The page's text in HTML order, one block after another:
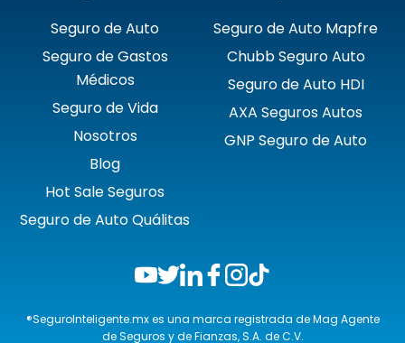
Seguro de Auto
Seguro de Gastos
Médicos
Seguro de Vida
Nosotros
Blog
Hot Sale Seguros
Seguro de Auto Quálitas
Seguro de Auto Mapfre
Chubb Seguro Auto
Seguro de Auto HDI
AXA Seguros Autos
GNP Seguro de Auto
®SeguroInteligente.mx es una marca registrada de Mag Agente
de Seguros y de Fianzas, S.A. de C.V.